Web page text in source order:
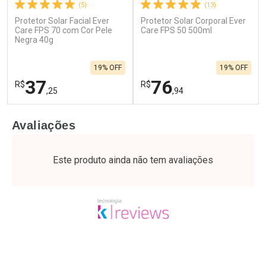
(5)
Protetor Solar Facial Ever
Care FPS 70 com Cor Pele
Negra 40g
R$37,25
19% OFF
Laboratório
Por Menos
(13)
Protetor Solar Corporal Ever
Care FPS 50 500ml
R$76,94
19% OFF
Laboratório
Por Menos
Avaliações
Este produto ainda não tem avaliações